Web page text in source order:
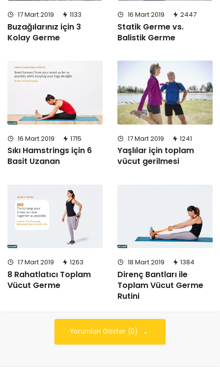
17 Mart 2019 1133
Buzağılarınız için 3
Kolay Germe
16 Mart 2019 2447
Statik Germe vs.
Balistik Germe
16 Mart 2019 1715
Sıkı Hamstrings için 6
Basit Uzanan
17 Mart 2019 1241
Yaşlılar için toplam
vücut gerilmesi
17 Mart 2019 1263
8 Rahatlatıcı Toplam
Vücut Germe
18 Mart 2019 1384
Direnç Bantları ile
Toplam Vücut Germe
Rutini
Yorumları Göster (0)